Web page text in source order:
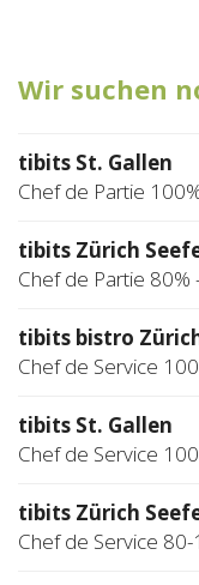
Login
Wir suchen
tibits St. Gallen
Chef de Partie
tibits Zürich
Chef de Partie 80%
tibits bistro
Chef de Service
tibits St. Gallen
Chef de Service
tibits Zürich
Chef de Service